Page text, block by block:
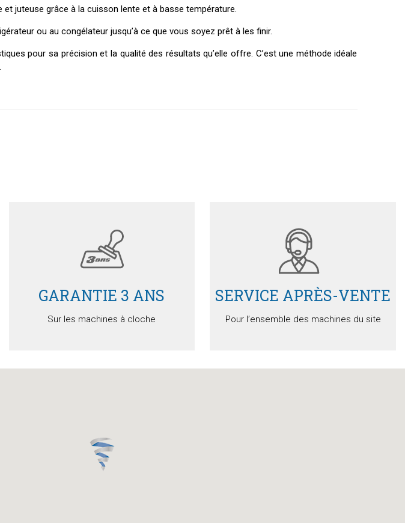
juteuse grâce à la cuisson lente et à basse température.
ou au congélateur jusqu’à ce que vous soyez prêt à les finir.
pour sa précision et la qualité des résultats qu’elle offre. C’est une méthode idéale
GARANTIE 3 ANS
Sur les machines à cloche
SERVICE APRÈS-VENTE
Pour l’ensemble des machines du site